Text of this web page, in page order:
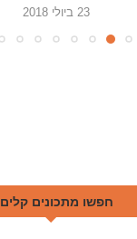
23 ביולי 2018
חפשו מתכונים קלים